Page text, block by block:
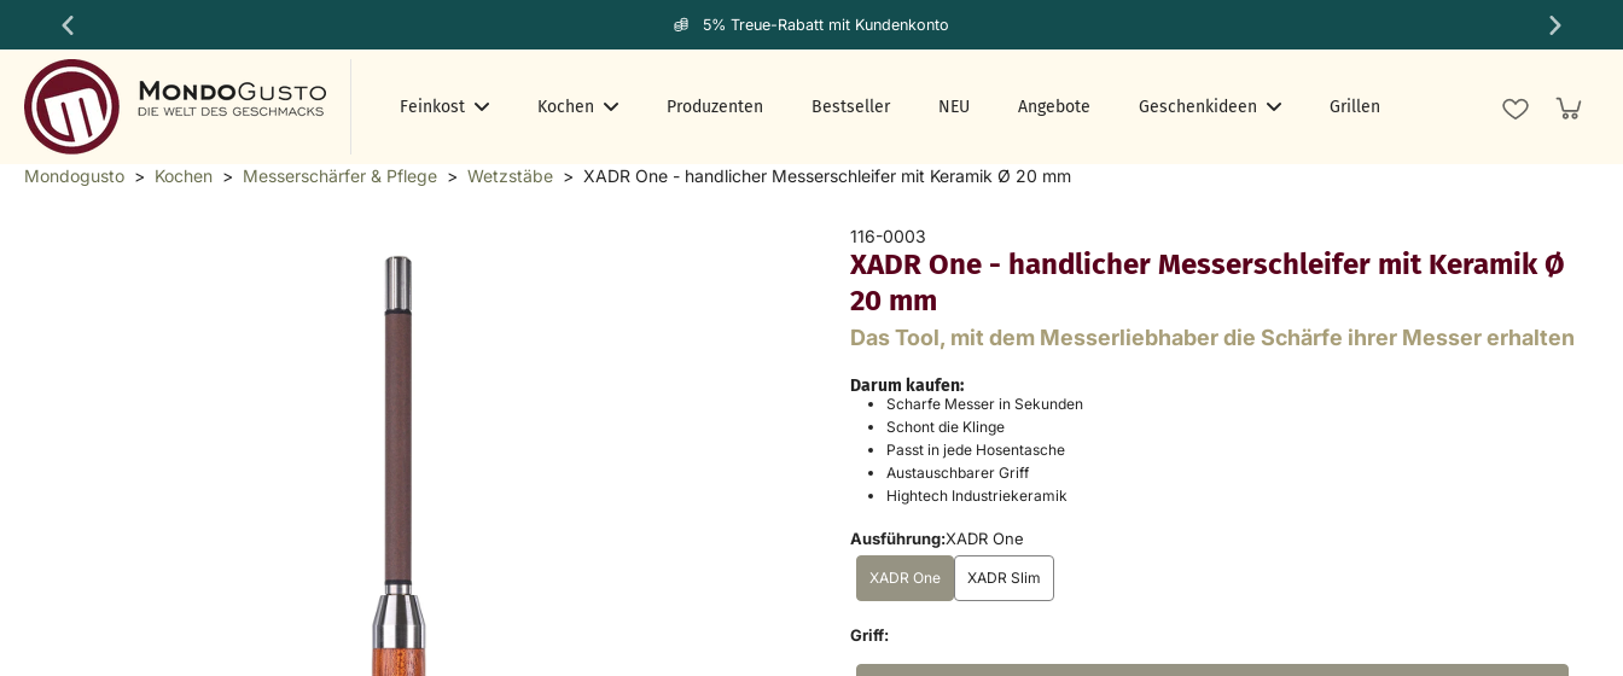
Zum
Inhalt
springen
5% Treue-Rabatt mit Kundenkonto
Feinkost Kochen Produzenten Bestseller NEU Angebote Geschenkideen Grillen
Mondogusto > Kochen > Messerschärfer & Pflege > Wetzstäbe > XADR One - handlicher Messerschleifer mit Keramik Ø 20 mm
116-0003
XADR One - handlicher Messerschleifer mit Keramik Ø
20 mm
Das Tool, mit dem Messerliebhaber die Schärfe ihrer Messer erhalten
Darum kaufen:
Scharfe Messer in Sekunden
Schont die Klinge
Passt in jede Hosentasche
Austauschbarer Griff
Hightech Industriekeramik
Ausführung:XADR One
XADR One XADR Slim
Griff: